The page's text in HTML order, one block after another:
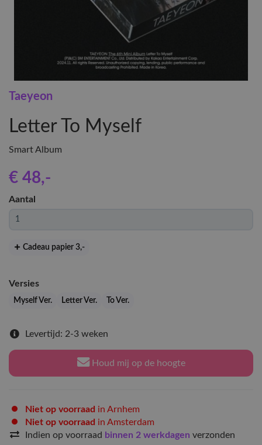
Taeyeon
Letter To Myself
Smart Album
€ 48,-
Aantal
Cadeau papier 3,-
Versies
Myself Ver. Letter Ver. To Ver.
Levertijd: 2-3 weken
Houd mij op de hoogte
Niet op voorraad in Arnhem
Niet op voorraad in Amsterdam
Indien op voorraad binnen 2 werkdagen verzonden